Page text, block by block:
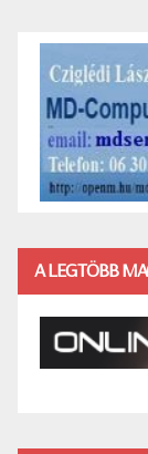
A LEGTÖBB